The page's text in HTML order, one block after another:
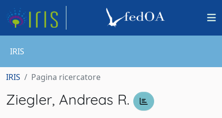
IRIS
IRIS Pagina ricercatore
Ziegler, Andreas R.